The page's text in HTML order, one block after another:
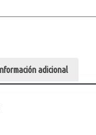
adicional